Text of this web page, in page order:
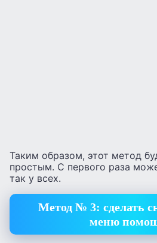
Таким образом, этот метод
простым. С первого раза
так у всех.
Метод № 3: сделать
меню